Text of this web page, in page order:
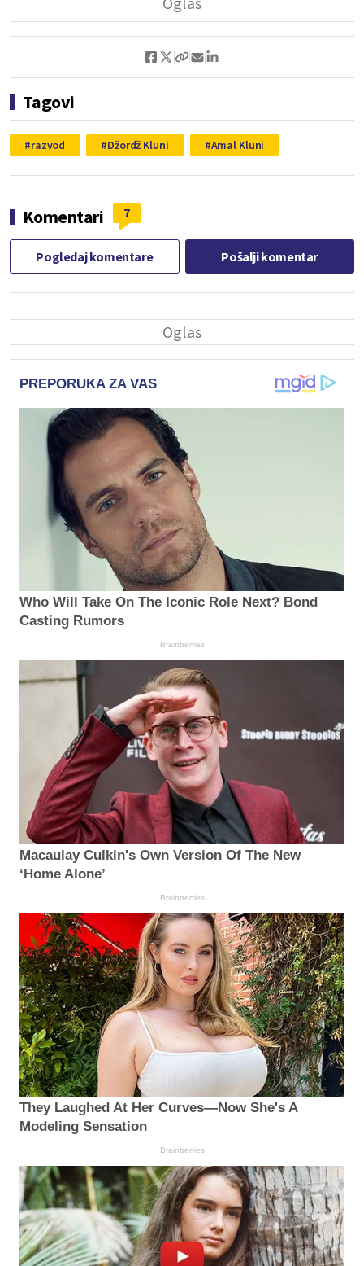
Tagovi
razvod Džordž Kluni Amal Kluni
Komentari 7
Pogledaj komentare Pošalji komentar
PREPORUKA ZA VAS
Who Will Take On The Iconic Role Next? Bond
Casting Rumors
Brainberries
Macaulay Culkin's Own Version Of The New
‘Home Alone’
Brainberries
They Laughed At Her Curves—Now She's A
Modeling Sensation
Brainberries